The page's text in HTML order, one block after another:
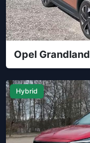
Opel Grandland
Hybrid